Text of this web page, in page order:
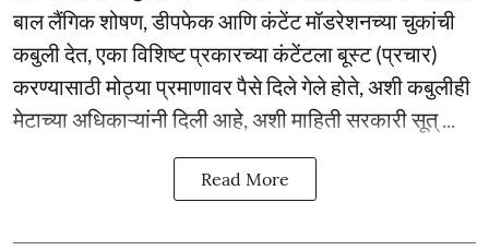
बाल लैंगिक शोषण, डीपफेक आणि कंटेंट मॉडरेशनच्या चुकांची
कबुली देत, एका विशिष्ट प्रकारच्या कंटेंटला बूस्ट (प्रचार)
करण्यासाठी मोठ्या प्रमाणावर पैसे दिले गेले होते, अशी कबुलीही
मेटाच्या अधिकाऱ्यांनी दिली आहे, अशी माहिती सरकारी सूत् ...
Read More